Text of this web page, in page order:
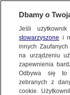
NAJNOWSZE
ZOBACZ
Dbamy o
Jeśli
stowarzyszone i
innych
na urządzeniu
zapewnienia
Odbywa się to
zebranych z
cookie.